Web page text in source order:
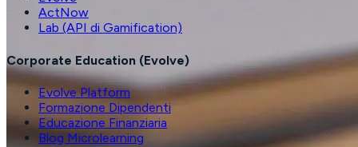
ActNow
Lab (API di Gamification)
Corporate Education (Evolve)
Evolve Platform
Formazione Dipendenti
Educazione Finanziaria
Blog Microlearning